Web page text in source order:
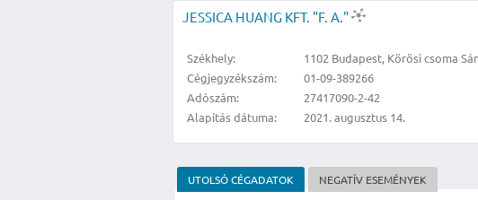
A részletes kereső csak belépett felhasználók
JESSICA HUANG KFT. "F. A."
Székhely:
1102 Budapest, Körösi csoma
Cégjegyzékszám:
01-09-389266
Adószám:
27417090-2-42
Alapítás dátuma:
2021. augusztus 14.
UTOLSÓ CÉGADATOK NEGATÍV ESEMÉNYEK